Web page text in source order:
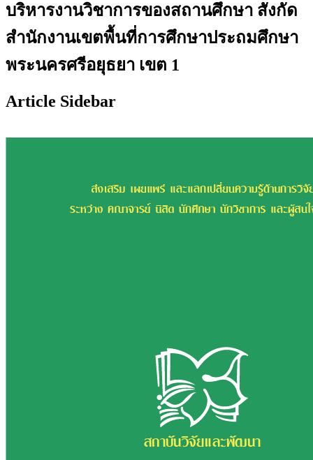
บริหารงานวิชาการของสถานศึกษา สังกัด
สำนักงานเขตพื้นที่การศึกษาประถมศึกษา
พระนครศรีอยุธยา เขต 1
Article Sidebar